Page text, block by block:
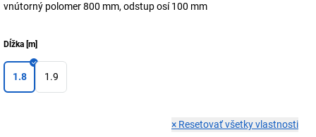
vnútorný polomer 800 mm, odstup osí 100 mm
Dĺžka [m]
1.8 1.9
× Resetovať všetky vlastnosti